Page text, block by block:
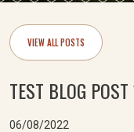
VIEW ALL POSTS
TEST BLOG POST
06/08/2022